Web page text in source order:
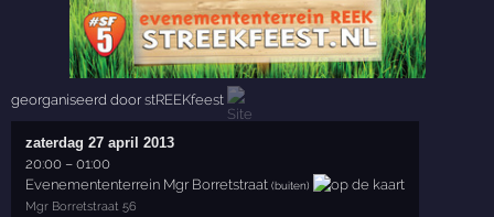
georganiseerd doorstREEKfeest
zaterdag 27 april 2013
20:00 –01:00
Evenemententerrein Mgr Borretstraat (buiten)
Mgr Borretstraat 56